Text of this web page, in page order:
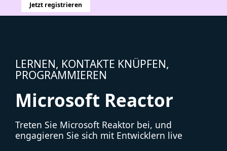
Jetzt registrieren
LERNEN, KONTAKTE KNÜPFEN,
PROGRAMMIEREN
Microsoft Reactor
Treten Sie Microsoft Reaktor bei, und
engagieren Sie sich mit Entwicklern live